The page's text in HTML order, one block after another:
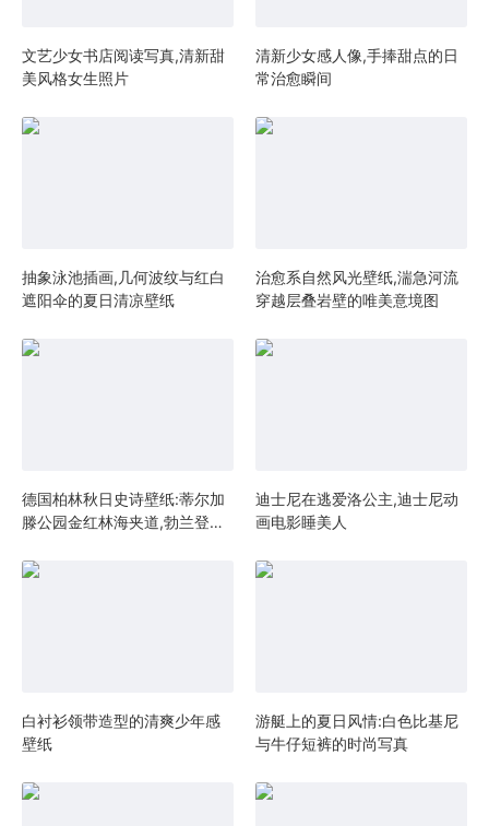
文艺少女书店阅读写真,清新甜
美风格女生照片
清新少女感人像,手捧甜点的日
常治愈瞬间
抽象泳池插画,几何波纹与红白
遮阳伞的夏日清凉壁纸
治愈系自然风光壁纸,湍急河流
穿越层叠岩壁的唯美意境图
德国柏林秋日史诗壁纸:蒂尔加
滕公园金红林海夹道,勃兰登堡
与自然共生杰作
迪士尼在逃爱洛公主,迪士尼动
画电影睡美人
白衬衫领带造型的清爽少年感
壁纸
游艇上的夏日风情:白色比基尼
与牛仔短裤的时尚写真